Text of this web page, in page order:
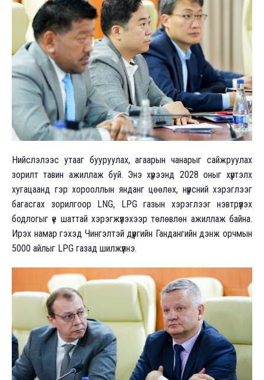
Нийслэлээс утааг бууруулах, агаарын чанарыг сайжруулах
зорилт тавин ажиллаж буй. Энэ хүрээнд 2028 оныг хүртэлх
хугацаанд гэр хорооллын янданг цөөлөх, нүүрсний хэрэглээг
багасгах зорилгоор LNG, LPG газын хэрэглээг нэвтрүүлэх
бодлогыг үе шаттай хэрэгжүүлэхээр төлөвлөн ажиллаж байна.
Ирэх намар гэхэд Чингэлтэй дүүргийн Гандангийн дэнж орчмын
5000 айлыг LPG газад шилжүүлнэ.